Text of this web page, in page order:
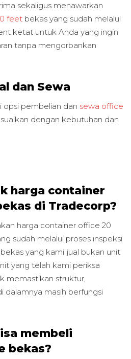
sekaligus menawarkan
feet bekas yang sudah melalui
ketat untuk Anda yang ingin
tanpa mengorbankan
dan Sewa
opsi pembelian dan sewa office
dengan kebutuhan dan
harga container
di Tradecorp?
harga container office 20
sudah melalui proses inspeksi
yang kami jual bukan unit
yang telah kami periksa
memastikan struktur,
dalamnya masih berfungsi
membeli
bekas?